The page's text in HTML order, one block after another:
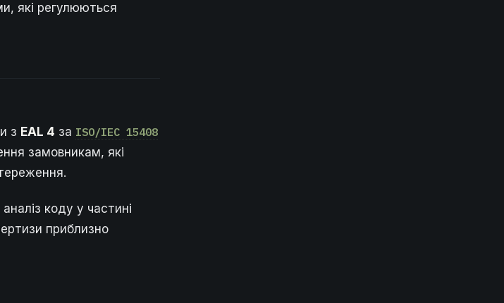
які регулюються
з EAL 4 за ISO/IEC 15408
замовникам, які
коду у частині
приблизно